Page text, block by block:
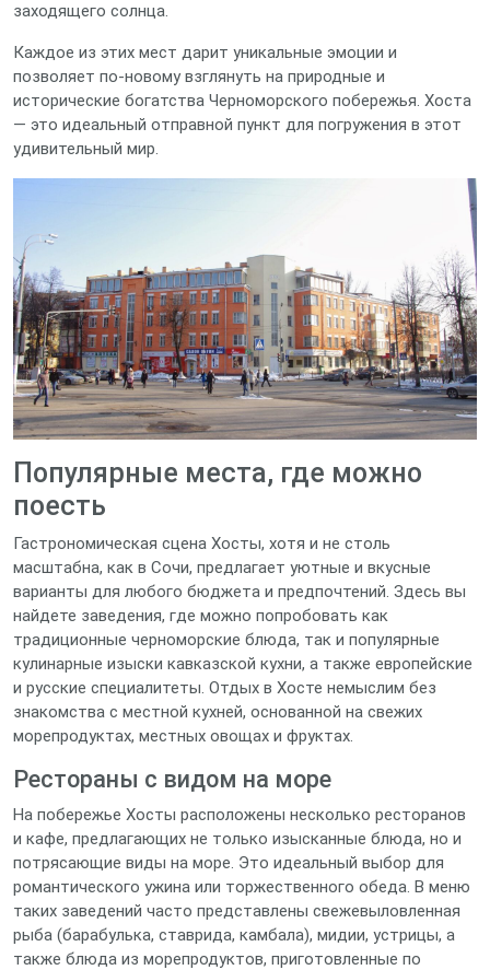
заходящего солнца.
Каждое из этих мест дарит уникальные эмоции и
позволяет по-новому взглянуть на природные и
исторические богатства Черноморского побережья. Хоста
— это идеальный отправной пункт для погружения в этот
удивительный мир.
Популярные места, где можно
поесть
Гастрономическая сцена Хосты, хотя и не столь
масштабна, как в Сочи, предлагает уютные и вкусные
варианты для любого бюджета и предпочтений. Здесь вы
найдете заведения, где можно попробовать как
традиционные черноморские блюда, так и популярные
кулинарные изыски кавказской кухни, а также европейские
и русские специалитеты. Отдых в Хосте немыслим без
знакомства с местной кухней, основанной на свежих
морепродуктах, местных овощах и фруктах.
Рестораны с видом на море
На побережье Хосты расположены несколько ресторанов
и кафе, предлагающих не только изысканные блюда, но и
потрясающие виды на море. Это идеальный выбор для
романтического ужина или торжественного обеда. В меню
таких заведений часто представлены свежевыловленная
рыба (барабулька, ставрида, камбала), мидии, устрицы, а
также блюда из морепродуктов, приготовленные по